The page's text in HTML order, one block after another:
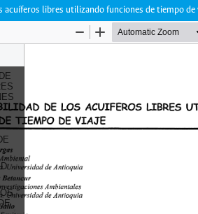
acuíferos libres utilizando funciones de tiempo de